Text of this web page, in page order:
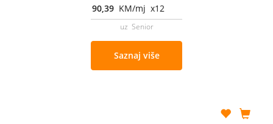
90,39 KM/mj x12
uz Senior
Saznaj više